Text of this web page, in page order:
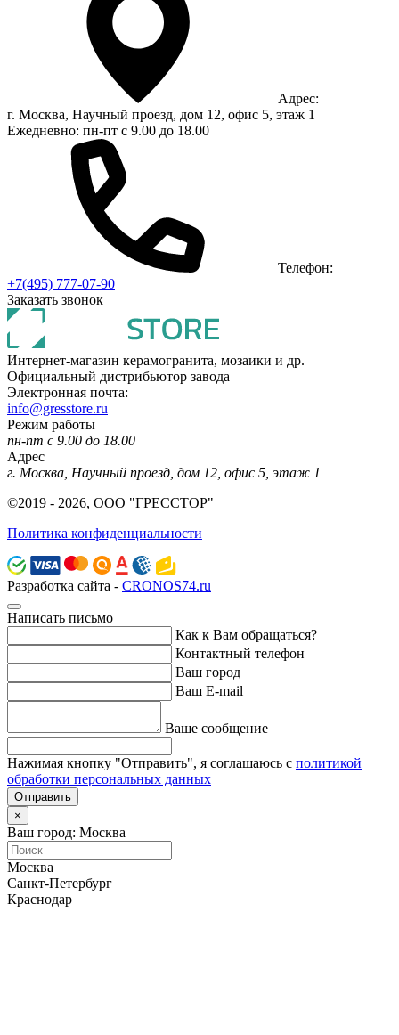
Адрес:
г. Москва, Научный проезд, дом 12, офис 5, этаж 1
Ежедневно: пн-пт с 9.00 до 18.00
Телефон:
+7(495) 777-07-90
Заказать звонок
Интернет-магазин керамогранита, мозаики и др.
Официальный дистрибьютор завода
Электронная почта:
info@gresstore.ru
Режим работы
пн-пт с 9.00 до 18.00
Адрес
г. Москва, Научный проезд, дом 12, офис 5, этаж 1
©2019 - 2026, ООО "ГРЕССТОР"
Политика конфиденциальности
Разработка сайта - CRONOS74.ru
Написать письмо
Как к Вам обращаться?
Контактный телефон
Ваш город
Ваш E-mail
Ваше сообщение
Нажимая кнопку "Отправить", я соглашаюсь с политикой
обработки персональных данных
Отправить
×
Ваш город: Москва
Москва
Санкт-Петербург
Краснодар